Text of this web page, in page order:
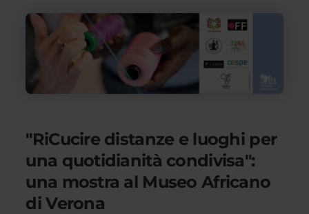
"RiCucire distanze e luoghi per
una quotidianità condivisa":
una mostra al Museo Africano
di Verona